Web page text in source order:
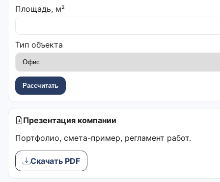
Площадь, м²
Тип объекта
Рассчитать
Презентация компании
Портфолио, смета-пример, регламент работ.
Скачать PDF